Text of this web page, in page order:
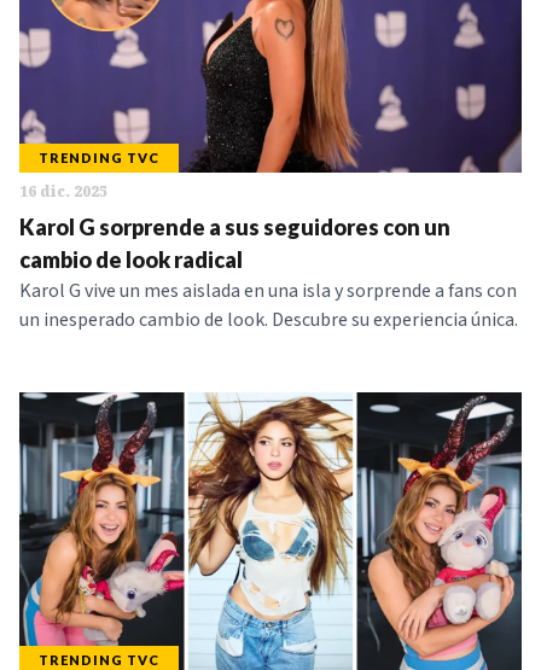
TRENDING TVC
16 dic. 2025
Karol G sorprende a sus seguidores con un
cambio de look radical
Karol G vive un mes aislada en una isla y sorprende a fans con
un inesperado cambio de look. Descubre su experiencia única.
TRENDING TVC